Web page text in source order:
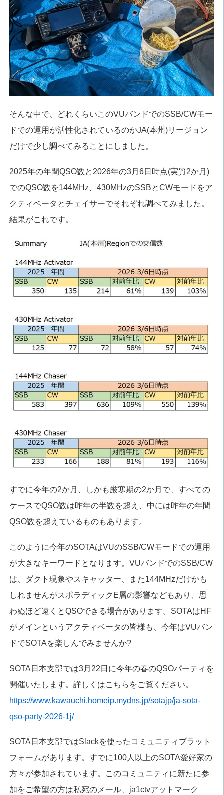
そんな中で、どれくらいこのVUバンドでのSSB/CWモー
ドでの運用が活性化されているのかJA(本州)リージョン
だけで少し調べてみることにしました。
2025年の年間QSO数と2026年の3月6日時点(実質2か月)
でのQSO数を144MHz、430MHzのSSBとCWモードをア
クティベータとチェイサーでそれぞれ調べてみました。
結果がこれです。
すでに今年の2か月、しかも厳寒期の2か月で、すべての
ケースでQSO数は昨年の半数を超え、中には昨年の年間
QSO数を超えているものもあります。
このように今年のSOTAはVUのSSB/CWモードでの運用
が大きなキーワードとなります。VUバンドでのSSB/CW
は、ダクト現象やスキャッター、また144MHzだけかも
しれませんがスポラディックE層の影響などもあり、思
わぬほど遠くとQSOできる場合があります。SOTAはHF
がメインというアクティベータの皆様も、今年はVUバン
ドでSOTAを楽しんでみませんか?
SOTA日本支部では3月22日に今年の春のQSOパーティを
開催いたします。詳しくはこちらをご覧ください。
https://www.kawauchi.homeip.mydns.jp/sotajp/ja-sota-
qso-party-2026-1j/
SOTA日本支部ではSlackを使ったコミュニティプラット
フォームがあります。すでに100人以上のSOTA愛好家の
方々が参加されています。このコミュニティに新たに参
加をご希望の方は私宛のメール、ja1ctvアットマーク